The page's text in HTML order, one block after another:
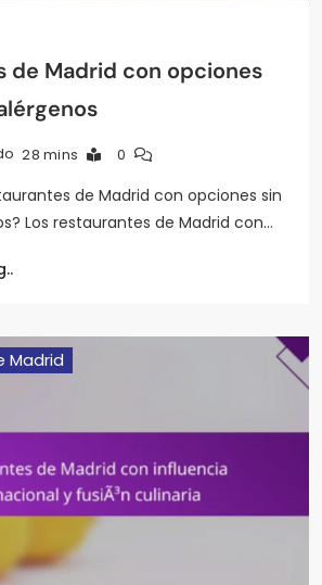
de Madrid con opciones
28 mins 0
de Madrid con opciones sin
Los restaurantes de Madrid con…
Madrid